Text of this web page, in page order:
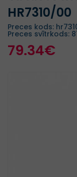
HR7310/00
Preces kods:
Preces svītrkods:
79.34€